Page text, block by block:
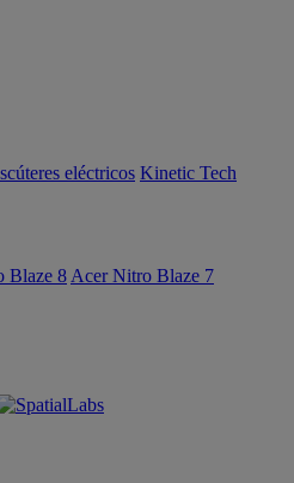
eléctricos Kinetic Tech
Blaze 8 Acer Nitro Blaze 7